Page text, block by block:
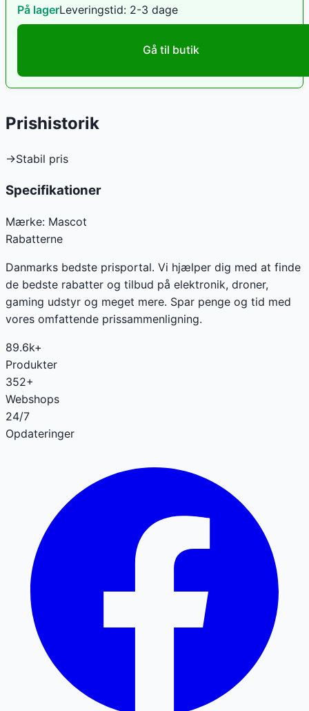
På lagerLeveringstid: 2-3 dage
Gå til butik
Prishistorik
→Stabil pris
Specifikationer
Mærke: Mascot
Rabatterne
Danmarks bedste prisportal. Vi hjælper dig med at finde
de bedste rabatter og tilbud på elektronik, droner,
gaming udstyr og meget mere. Spar penge og tid med
vores omfattende prissammenligning.
89.6k+
Produkter
352+
Webshops
24/7
Opdateringer